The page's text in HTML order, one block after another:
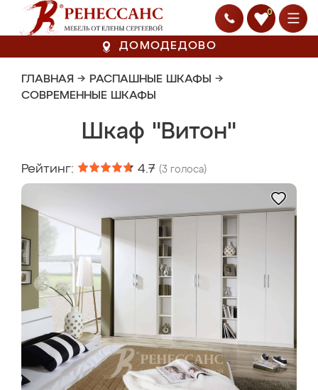
0
ДОМОДЕДОВО
ГЛАВНАЯ → РАСПАШНЫЕ ШКАФЫ →
СОВРЕМЕННЫЕ ШКАФЫ
Шкаф "Витон"
Рейтинг: 4.7 (3 голоса)